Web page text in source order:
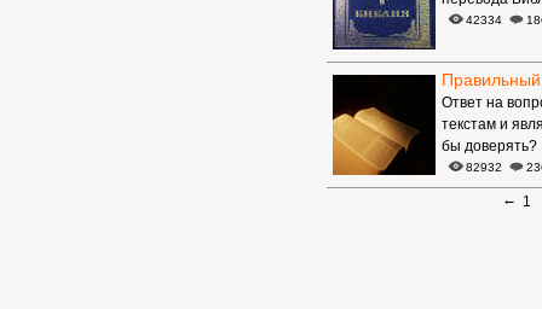
42334
Ответ на
текстам и
бы доверять?
82932
← 1